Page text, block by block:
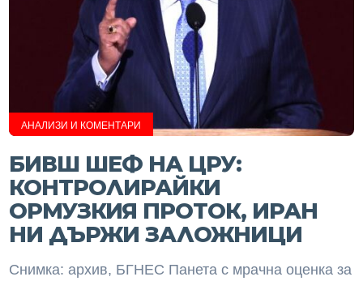
АНАЛИЗИ И КОМЕНТАРИ
БИВШ ШЕФ НА ЦРУ:
КОНТРОЛИРАЙКИ
ОРМУЗКИЯ ПРОТОК, ИРАН
НИ ДЪРЖИ ЗАЛОЖНИЦИ
Снимка: архив, БГНЕС Панета с мрачна оценка за